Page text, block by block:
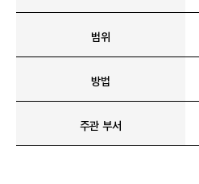
범위
방법
주관 부서